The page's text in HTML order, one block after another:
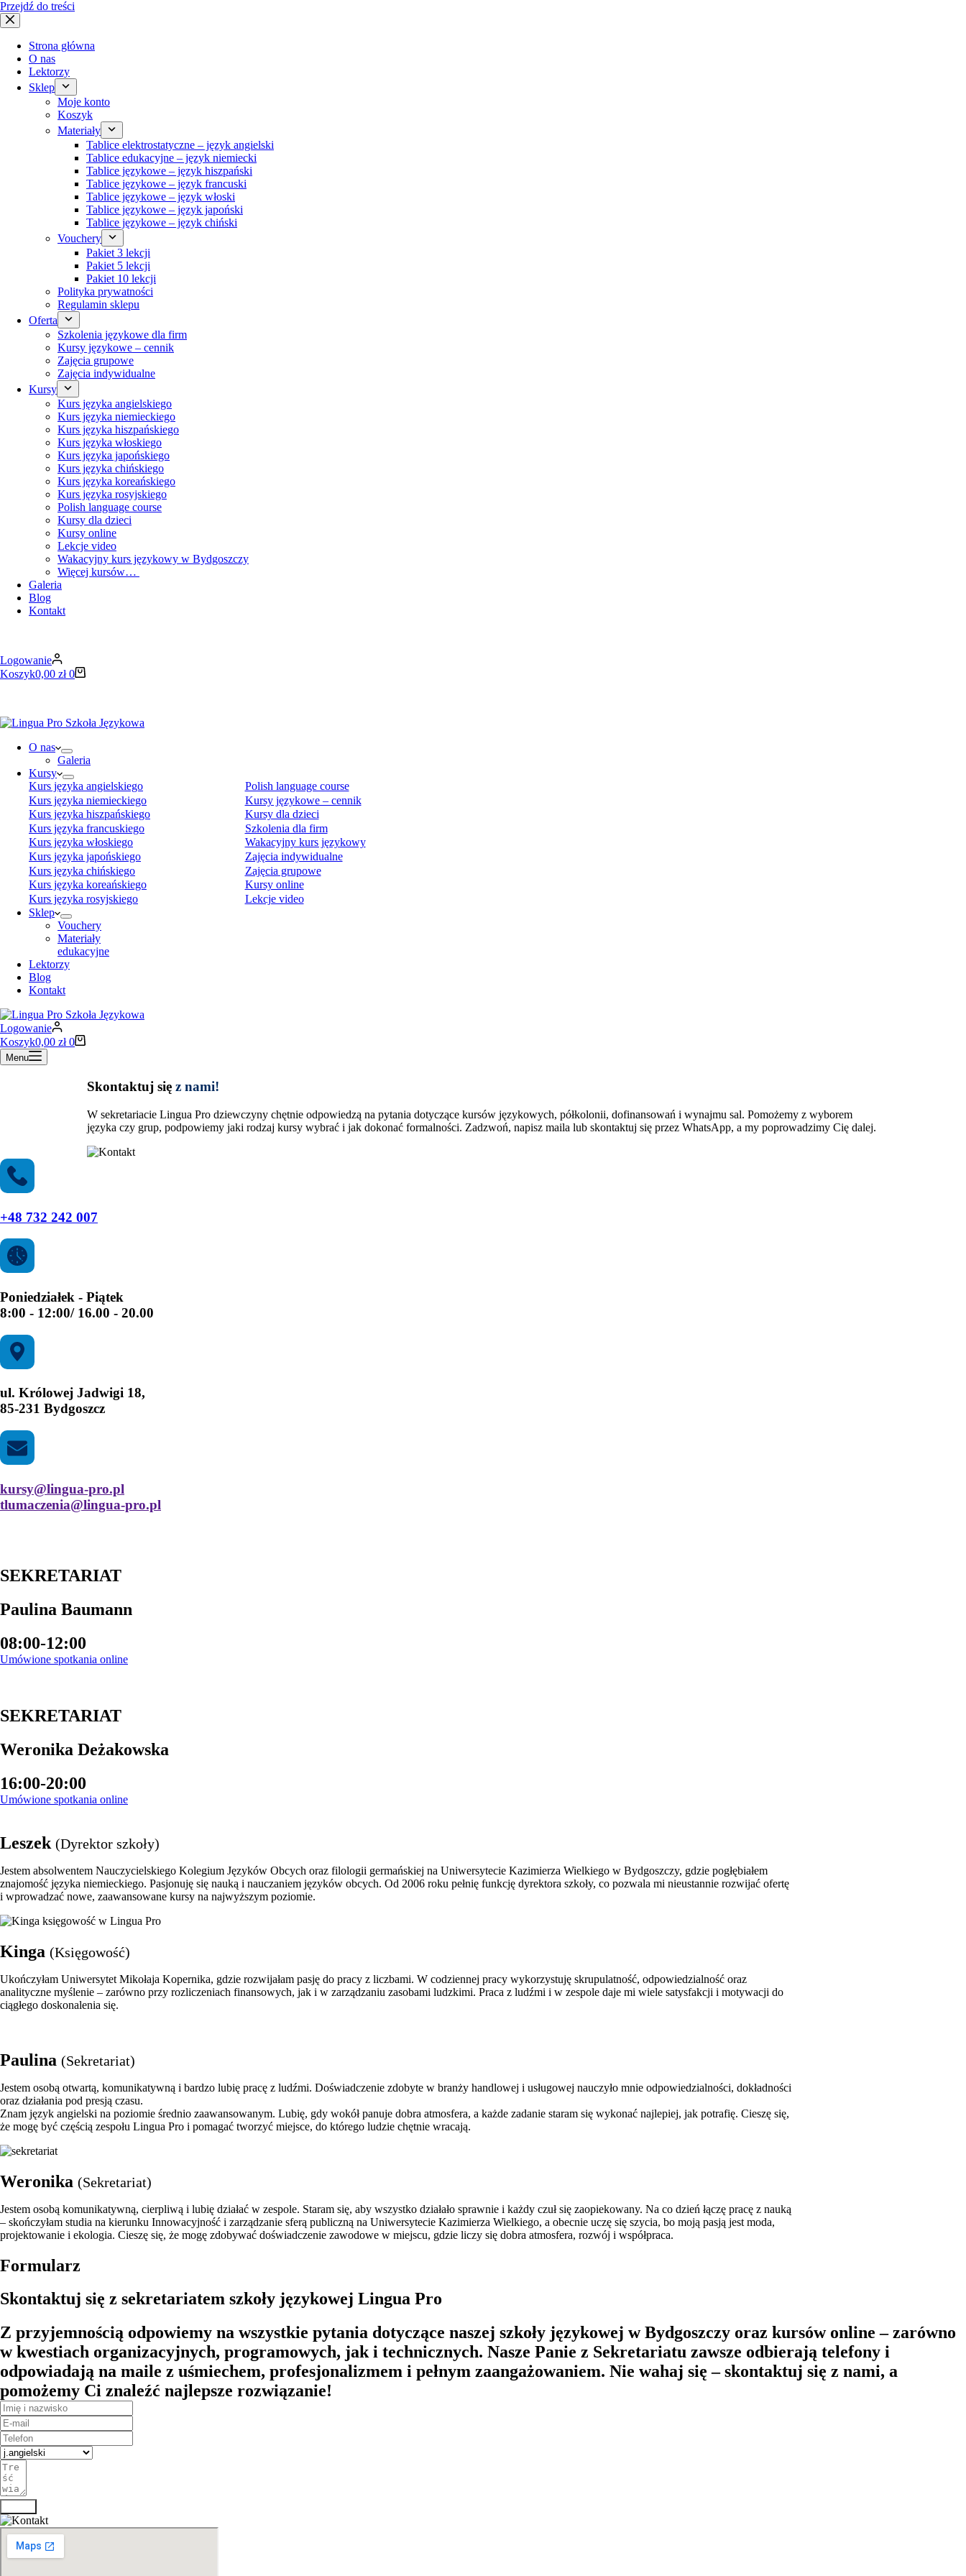
Przejdź do treści
Strona główna
O nas
Lektorzy
Sklep
Moje konto
Koszyk
Materiały
Tablice elektrostatyczne – język angielski
Tablice edukacyjne – język niemiecki
Tablice językowe – język hiszpański
Tablice językowe – język francuski
Tablice językowe – język włoski
Tablice językowe – język japoński
Tablice językowe – język chiński
Vouchery
Pakiet 3 lekcji
Pakiet 5 lekcji
Pakiet 10 lekcji
Polityka prywatności
Regulamin sklepu
Oferta
Szkolenia językowe dla firm
Kursy językowe – cennik
Zajęcia grupowe
Zajęcia indywidualne
Kursy
Kurs języka angielskiego
Kurs języka niemieckiego
Kurs języka hiszpańskiego
Kurs języka włoskiego
Kurs języka japońskiego
Kurs języka chińskiego
Kurs języka koreańskiego
Kurs języka rosyjskiego
Polish language course
Kursy dla dzieci
Kursy online
Lekcje video
Wakacyjny kurs językowy w Bydgoszczy
Więcej kursów…
Galeria
Blog
Kontakt
Logowanie
Koszyk0,00 zł 0
O nas
Galeria
Kursy
Kurs języka angielskiego
Kurs języka niemieckiego
Kurs języka hiszpańskiego
Kurs języka francuskiego
Kurs języka włoskiego
Kurs języka japońskiego
Kurs języka chińskiego
Kurs języka koreańskiego
Kurs języka rosyjskiego
Polish language course
Kursy językowe – cennik
Kursy dla dzieci
Szkolenia dla firm
Wakacyjny kurs językowy
Zajęcia indywidualne
Zajęcia grupowe
Kursy online
Lekcje video
Sklep
Vouchery
Materiały
edukacyjne
Lektorzy
Blog
Kontakt
Logowanie
Koszyk0,00 zł 0
Menu
Skontaktuj sięz nami!
W sekretariacie Lingua Pro dziewczyny chętnie odpowiedzą na pytania dotyczące kursów językowych, półkolonii, dofinansowań i wynajmu sal. Pomożemy z wyborem
języka czy grup, podpowiemy jaki rodzaj kursy wybrać i jak dokonać formalności. Zadzwoń, napisz maila lub skontaktuj się przez WhatsApp, a my poprowadzimy Cię dalej.
+48 732 242 007
Poniedziałek - Piątek
8:00 - 12:00/ 16.00 - 20.00
ul. Królowej Jadwigi 18,
85-231 Bydgoszcz
kursy@lingua-pro.pl
tlumaczenia@lingua-pro.pl
SEKRETARIAT
Paulina Baumann
08:00-12:00
Umówione spotkania online
SEKRETARIAT
Weronika Deżakowska
16:00-20:00
Umówione spotkania online
Leszek (Dyrektor szkoły)
Jestem absolwentem Nauczycielskiego Kolegium Języków Obcych oraz filologii germańskiej na Uniwersytecie Kazimierza Wielkiego w Bydgoszczy, gdzie pogłębiałem
znajomość języka niemieckiego. Pasjonuję się nauką i nauczaniem języków obcych. Od 2006 roku pełnię funkcję dyrektora szkoły, co pozwala mi nieustannie rozwijać ofertę
i wprowadzać nowe, zaawansowane kursy na najwyższym poziomie.
Kinga (Księgowość)
Ukończyłam Uniwersytet Mikołaja Kopernika, gdzie rozwijałam pasję do pracy z liczbami. W codziennej pracy wykorzystuję skrupulatność, odpowiedzialność oraz
analityczne myślenie – zarówno przy rozliczeniach finansowych, jak i w zarządzaniu zasobami ludzkimi. Praca z ludźmi i w zespole daje mi wiele satysfakcji i motywacji do
ciągłego doskonalenia się.
Paulina (Sekretariat)
Jestem osobą otwartą, komunikatywną i bardzo lubię pracę z ludźmi. Doświadczenie zdobyte w branży handlowej i usługowej nauczyło mnie odpowiedzialności, dokładności
oraz działania pod presją czasu.
Znam język angielski na poziomie średnio zaawansowanym. Lubię, gdy wokół panuje dobra atmosfera, a każde zadanie staram się wykonać najlepiej, jak potrafię. Cieszę się,
że mogę być częścią zespołu Lingua Pro i pomagać tworzyć miejsce, do którego ludzie chętnie wracają.
Weronika (Sekretariat)
Jestem osobą komunikatywną, cierpliwą i lubię działać w zespole. Staram się, aby wszystko działało sprawnie i każdy czuł się zaopiekowany. Na co dzień łączę pracę z nauką
– skończyłam studia na kierunku Innowacyjność i zarządzanie sferą publiczną na Uniwersytecie Kazimierza Wielkiego, a obecnie uczę się szycia, bo moją pasją jest moda,
projektowanie i ekologia. Cieszę się, że mogę zdobywać doświadczenie zawodowe w miejscu, gdzie liczy się dobra atmosfera, rozwój i współpraca.
Formularz
Skontaktuj się z sekretariatem szkoły językowej Lingua Pro
Z przyjemnością odpowiemy na wszystkie pytania dotyczące naszej szkoły językowej w Bydgoszczy oraz kursów online – zarówno
w kwestiach organizacyjnych, programowych, jak i technicznych. Nasze Panie z Sekretariatu zawsze odbierają telefony i
odpowiadają na maile z uśmiechem, profesjonalizmem i pełnym zaangażowaniem. Nie wahaj się – skontaktuj się z nami, a
pomożemy Ci znaleźć najlepsze rozwiązanie!